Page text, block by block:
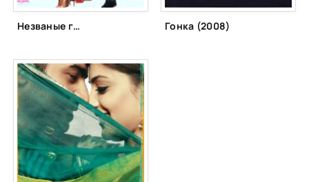
Незваные гости (2011) Гонка (2008)